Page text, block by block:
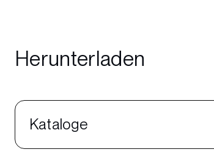
Herunterladen
Kataloge